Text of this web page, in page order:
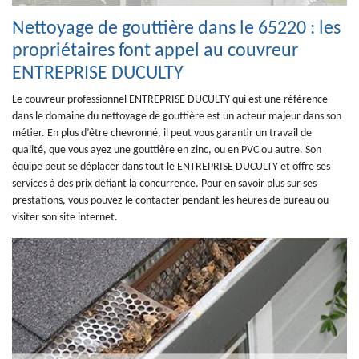
Nettoyage de gouttière dans le 65220 : les
propriétaires font appel au couvreur
ENTREPRISE DUCULTY
Le couvreur professionnel ENTREPRISE DUCULTY qui est une référence
dans le domaine du nettoyage de gouttière est un acteur majeur dans son
métier. En plus d’être chevronné, il peut vous garantir un travail de
qualité, que vous ayez une gouttière en zinc, ou en PVC ou autre. Son
équipe peut se déplacer dans tout le ENTREPRISE DUCULTY et offre ses
services à des prix défiant la concurrence. Pour en savoir plus sur ses
prestations, vous pouvez le contacter pendant les heures de bureau ou
visiter son site internet.